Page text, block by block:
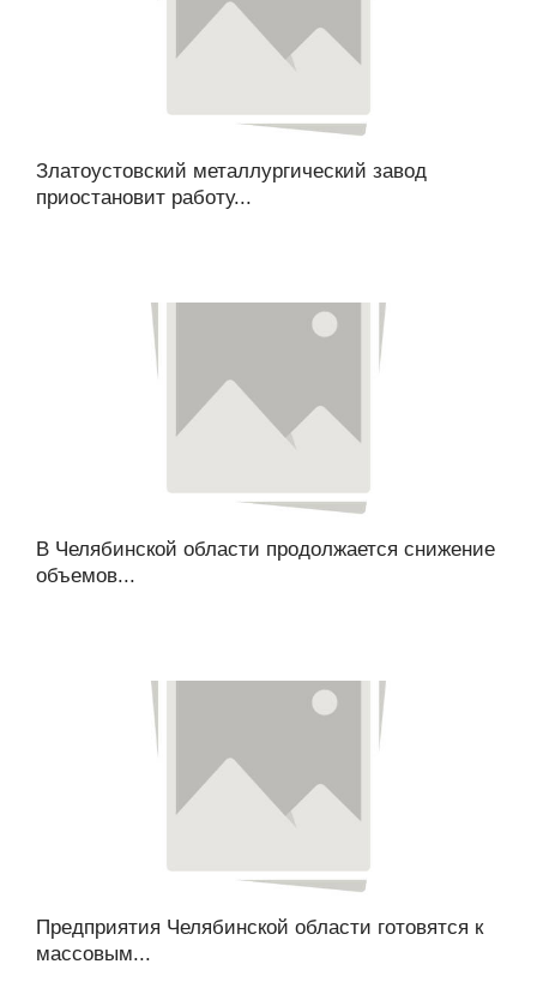
Златоустовский металлургический завод
приостановит работу...
В Челябинской области продолжается снижение
объемов...
Предприятия Челябинской области готовятся к
массовым...